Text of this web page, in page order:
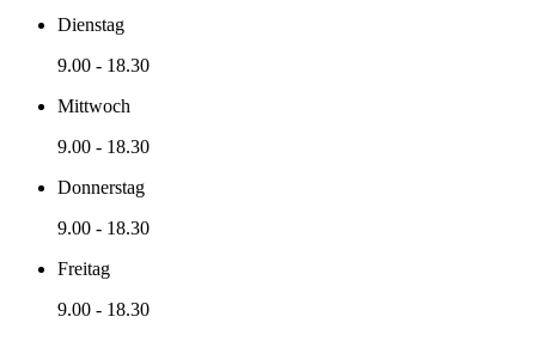
Dienstag
9.00 - 18.30
Mittwoch
9.00 - 18.30
Donnerstag
9.00 - 18.30
Freitag
9.00 - 18.30